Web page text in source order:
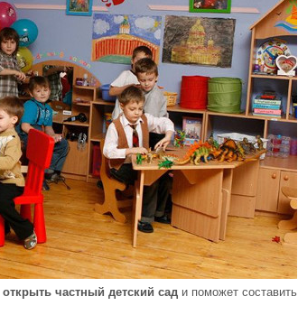
открыть частный детский сад и поможет составить